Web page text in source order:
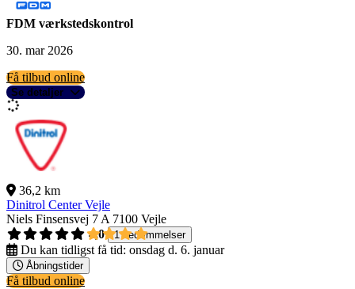
FDM værkstedskontrol
30. mar 2026
Få tilbud online
Se detaljer
36,2 km
Dinitrol Center Vejle
Niels Finsensvej 7 A 7100 Vejle
4,0
1 bedømmelser
Du kan tidligst få tid: onsdag d. 6. januar
Åbningstider
Få tilbud online